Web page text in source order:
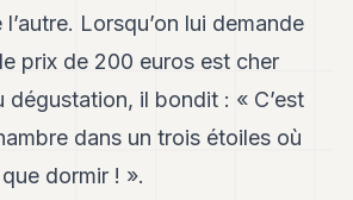
Lorsqu’on lui demande
prix de 200 euros est cher
dégustation, il bondit : « C’est
dans un trois étoiles où
dormir ! ».